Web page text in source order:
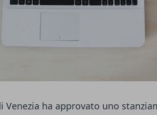
Venezia ha approvato uno